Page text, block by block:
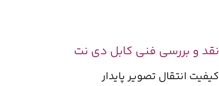
نقد و بررسی فنی کابل دی نت
کیفیت انتقال تصویر پایدار